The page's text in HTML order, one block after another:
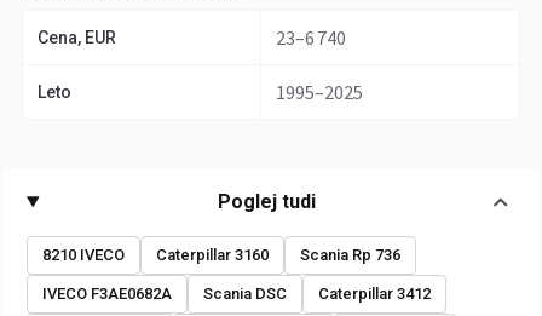
Cena, EUR 23–6 740
Leto 1995–2025
Poglej tudi
8210 IVECO Caterpillar 3160 Scania Rp 736
IVECO F3AE0682A Scania DSC Caterpillar 3412